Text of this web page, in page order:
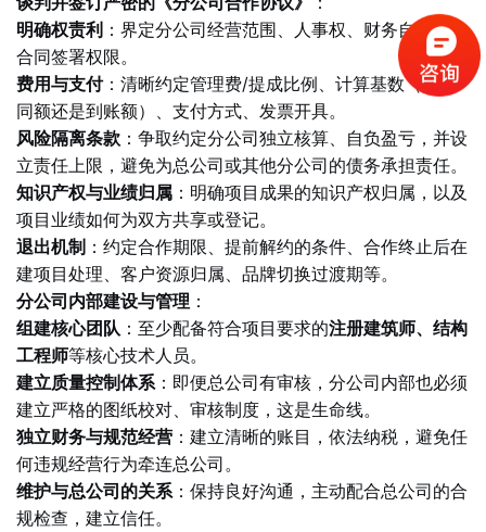
明确权责利 ：界定分公司经营范围、人事权、财务自主权、
合同签署权限。
费用与支付：清晰约定管理费/提成比例、计算基数（是合
同额还是到账额）、支付方式、发票开具。
风险隔离条款 ：争取约定分公司独立核算、自负盈亏，并设
立责任上限，避免为总公司或其他分公司的债务承担责任。
知识产权与业绩归属 ：明确项目成果的知识产权归属，以及
项目业绩如何为双方共享或登记。
退出机制 ：约定合作期限、提前解约的条件、合作终止后在
建项目处理、客户资源归属、品牌切换过渡期等。
分公司内部建设与管理 ：
组建核心团队 ：至少配备符合项目要求的注册建筑师、结构
工程师等核心技术人员。
建立质量控制体系 ：即便总公司有审核，分公司内部也必须
建立严格的图纸校对、审核制度，这是生命线。
独立财务与规范经营 ：建立清晰的账目，依法纳税，避免任
何违规经营行为牵连总公司。
维护与总公司的关系 ：保持良好沟通，主动配合总公司的合
规检查，建立信任。